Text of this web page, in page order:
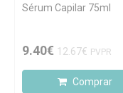
Sérum Capilar 75ml
9.40€ 12.67€ PVPR
Comprar